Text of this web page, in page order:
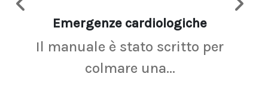
Emergenze cardiologiche
Il manuale è stato scritto per
colmare una...